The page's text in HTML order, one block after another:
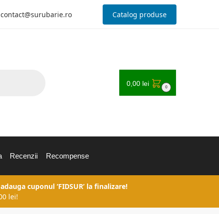
contact@surubarie.ro Catalog produse
0,00 lei 0
Recenzii Recompense
cuponul ‘FIDSUR’ la finalizare!
lei!